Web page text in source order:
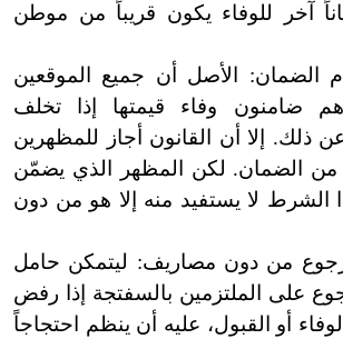
آخر للوفاء يكون قريباً من موطن
الأصل أن جميع الموقعين
ضامنون وفاء قيمتها إذا تخلف
ذلك. إلا أن القانون أجاز للمظهرين
من الضمان. لكن المظهر الذي يضمّن
الشرط لا يستفيد منه إلا هو من دون
من دون مصاريف: ليتمكن حامل
على الملتزمين بالسفتجة إذا رفض
أو القبول، عليه أن ينظم احتجاجاً